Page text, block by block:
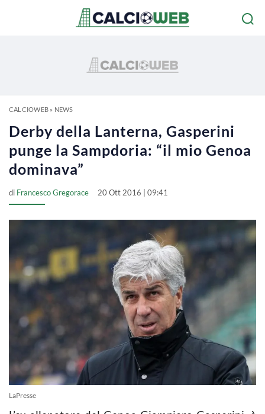
CALCIOWEB» NEWS
Derby della Lanterna, Gasperini
punge la Sampdoria: “il mio Genoa
dominava”
di Francesco Gregorace 20 Ott 2016 | 09:41
LaPresse